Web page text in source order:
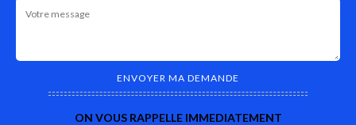
ON VOUS RAPPELLE IMMEDIATEMENT